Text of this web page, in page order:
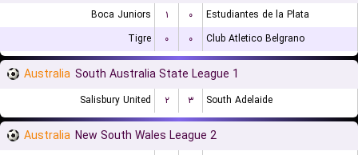
Boca Juniors ۱ ۰
Estudiantes de la Plata
Tigre
۰ ۰ Club Atletico Belgrano
Australia South Australia State League 1
Salisbury United ۲ ۳ South Adelaide
Australia New South Wales League 2